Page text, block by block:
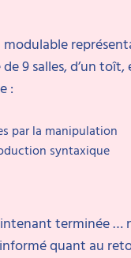
9 salles, d’un
:
par la manipulation
syntaxique
terminée …
quant au